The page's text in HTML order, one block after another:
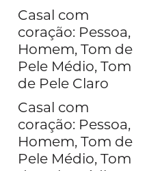
Casal com
coração: Pessoa,
Homem, Tom de
Pele Médio, Tom
de Pele Claro
Casal com
coração: Pessoa,
Homem, Tom de
Pele Médio, Tom